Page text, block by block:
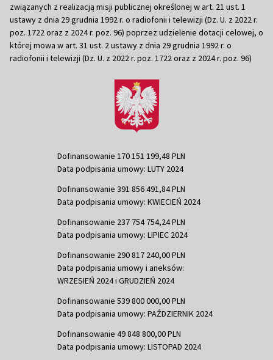
związanych z realizacją misji publicznej określonej w art. 21 ust. 1
ustawy z dnia 29 grudnia 1992 r. o radiofonii i telewizji (Dz. U. z 2022 r.
poz. 1722 oraz z 2024 r. poz. 96) poprzez udzielenie dotacji celowej, o
której mowa w art. 31 ust. 2 ustawy z dnia 29 grudnia 1992 r. o
radiofonii i telewizji (Dz. U. z 2022 r. poz. 1722 oraz z 2024 r. poz. 96)
Dofinansowanie 170 151 199,48 PLN
Data podpisania umowy: LUTY 2024
Dofinansowanie 391 856 491,84 PLN
Data podpisania umowy: KWIECIEŃ 2024
Dofinansowanie 237 754 754,24 PLN
Data podpisania umowy: LIPIEC 2024
Dofinansowanie 290 817 240,00 PLN
Data podpisania umowy i aneksów:
WRZESIEŃ 2024 i GRUDZIEŃ 2024
Dofinansowanie 539 800 000,00 PLN
Data podpisania umowy: PAŹDZIERNIK 2024
Dofinansowanie 49 848 800,00 PLN
Data podpisania umowy: LISTOPAD 2024